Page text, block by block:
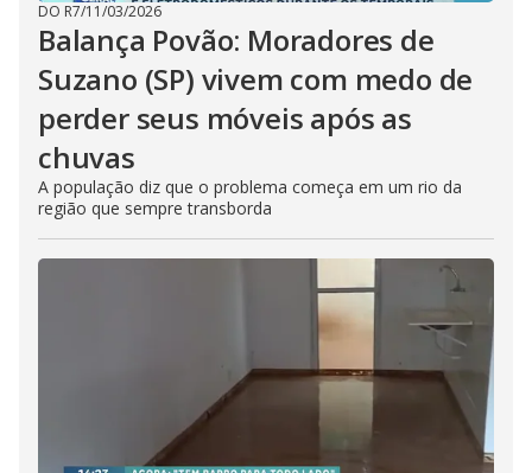
DO R7/11/03/2026
Balança Povão: Moradores de
Suzano (SP) vivem com medo de
perder seus móveis após as
chuvas
A população diz que o problema começa em um rio da
região que sempre transborda